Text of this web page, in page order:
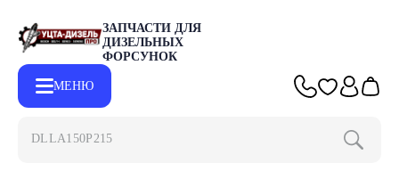
ЗАПЧАСТИ ДЛЯ
ДИЗЕЛЬНЫХ
ФОРСУНОК
МЕНЮ
DLLA150P2153